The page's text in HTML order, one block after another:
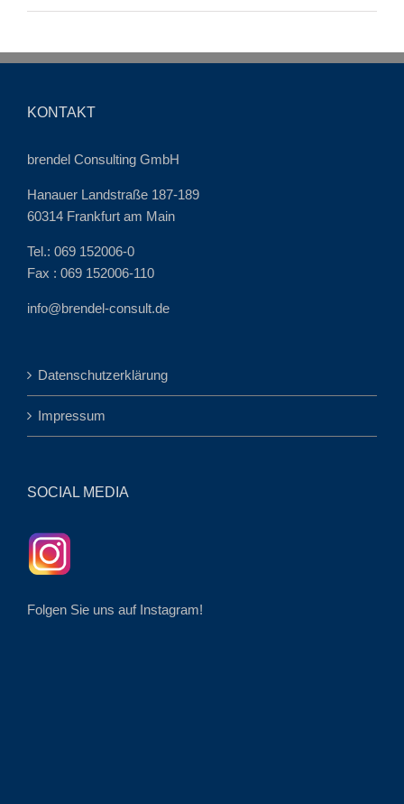
KONTAKT
brendel Consulting GmbH
Hanauer Landstraße 187-189
60314 Frankfurt am Main
Tel.: 069 152006-0
Fax : 069 152006-110
info@brendel-consult.de
Datenschutzerklärung
Impressum
SOCIAL MEDIA
Folgen Sie uns auf Instagram!